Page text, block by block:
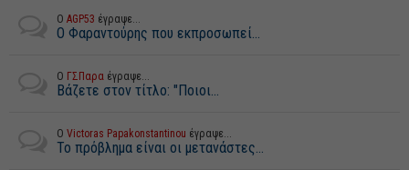
Ο AGP53 έγραψε...
Ο Φαραντούρης που εκπροσωπεί...
Ο ΓΣΠαρα έγραψε...
Βάζετε στον τίτλο: "Ποιοι...
Ο Victoras Papakonstantinou έγραψε...
Το πρόβλημα είναι οι μετανάστες...